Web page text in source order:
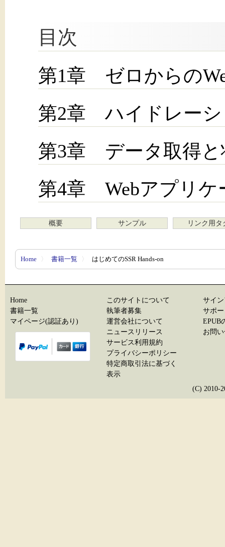
目次
第1章 ゼロからの
第2章 ハイドレーシ
第3章 データ取得と
第4章 Webアプリケ
概要 サンプル リンク用タ
Home 〉 書籍一覧 〉 はじめてのSSR Hands-on
Home
書籍一覧
マイページ(認証あり)
このサイトについて
執筆者募集
運営会社について
ニュースリリース
サービス利用規約
プライバシーポリシー
特定商取引法に基づく
表示
サイ
サポ
EPUB
お問
(C) 2010-